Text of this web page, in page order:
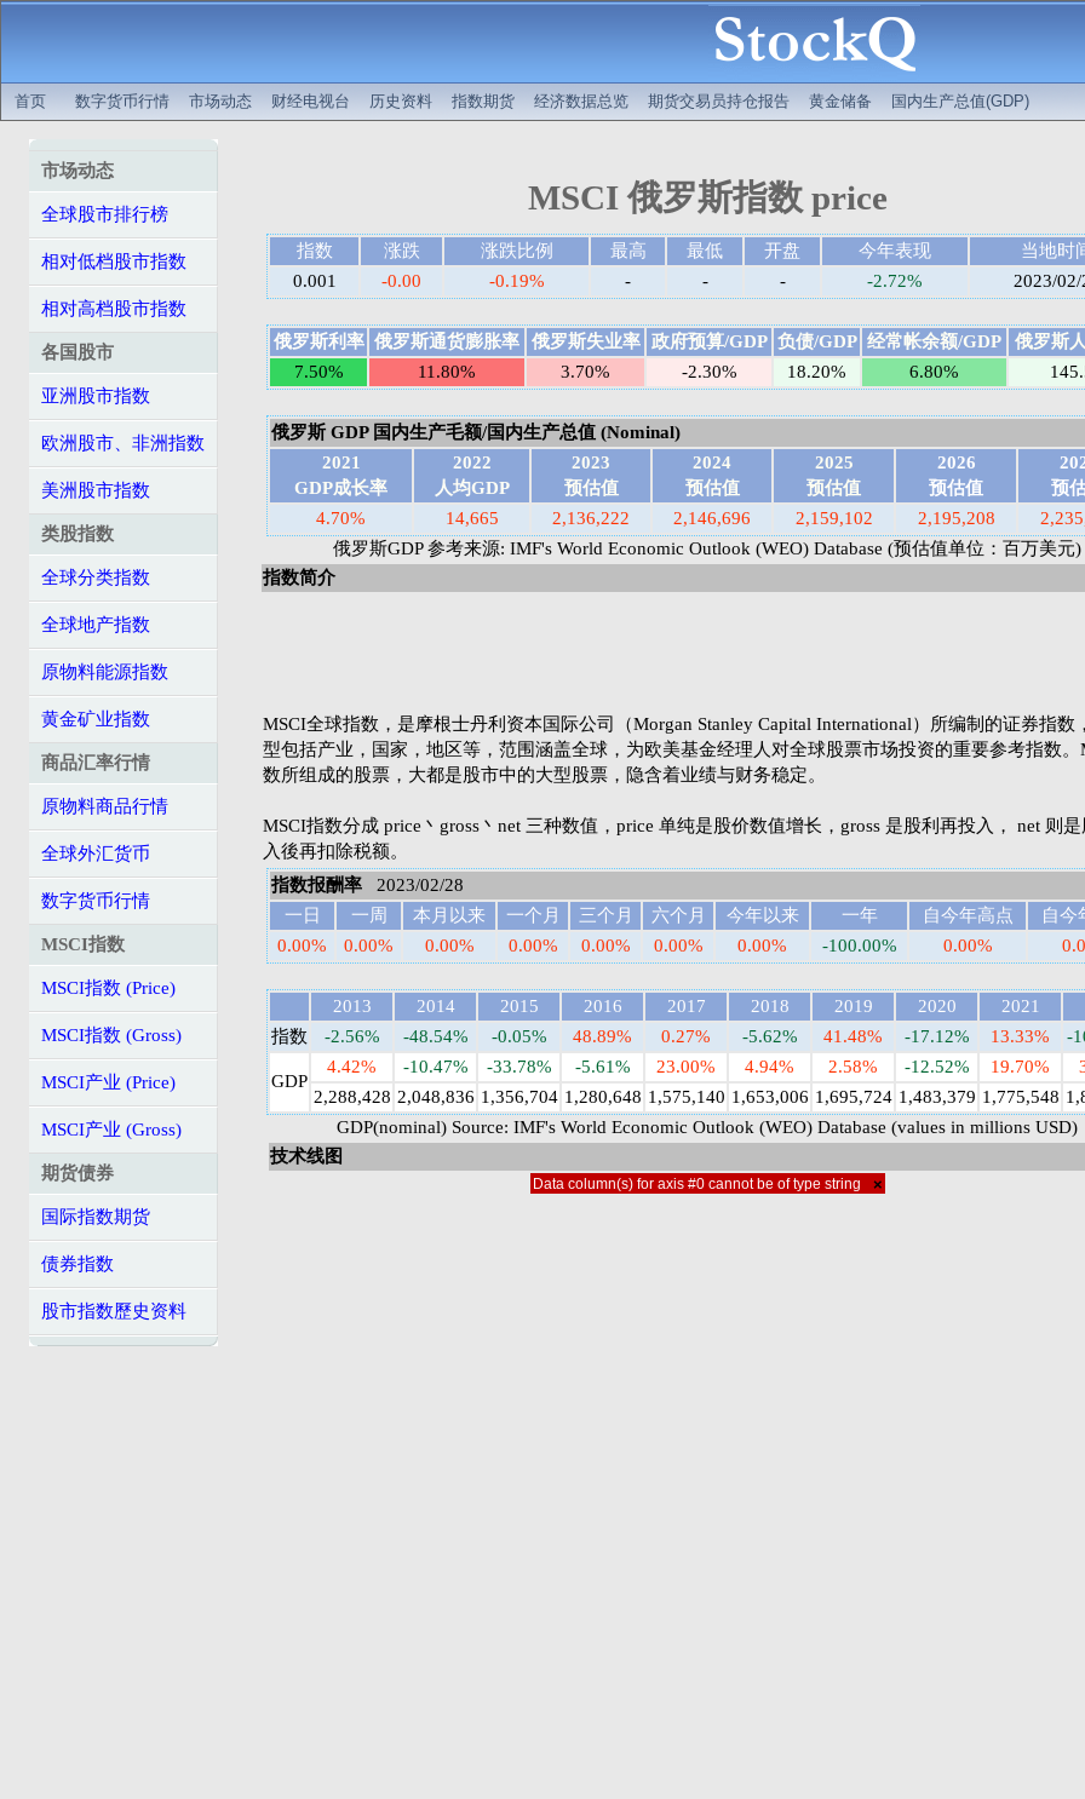
首页 数字货币行情 市场动态 财经电视台 历史资料 指数期货 经济数据总览 期货交易员持仓报告 黄金储备 国内生产总值(GDP)
市场动态
全球股市排行榜
相对低档股市指数
相对高档股市指数
各国股市
亚洲股市指数
欧洲股市、非洲指数
美洲股市指数
类股指数
全球分类指数
全球地产指数
原物料能源指数
黄金矿业指数
商品汇率行情
原物料商品行情
全球外汇货币
数字货币行情
MSCI指数
MSCI指数 (Price)
MSCI指数 (Gross)
MSCI产业 (Price)
MSCI产业 (Gross)
期货债券
国际指数期货
债券指数
股市指数歷史资料
MSCI 俄罗斯指数 price
指数 涨跌 涨跌比例 最高 最低 开盘 今年表现
当地时
0.001
-0.00 -0.19% - - - -2.72% 2023/02/
俄罗斯利率 俄罗斯通货膨胀率 俄罗斯失业率 政府预算/GDP 负债/GDP 经常帐余额/GDP
俄罗斯
7.50%
11.80% 3.70% -2.30% 18.20% 6.80%
俄罗斯 GDP 国内生产毛额/国内生产总值 (Nominal)
2021
GDP成长率
2022
人均GDP
2023
预估值
2024
预估值
2025
预估值
2026
预估值
预
4.70%
14,665 2,136,222 2,146,696 2,159,102 2,195,208
俄罗斯GDP 参考来源: IMF's World Economic Outlook (WEO) Database (预估值单位：百万美元)
指数简介
MSCI全球指数，是摩根士丹利资本国际公司（Morgan Stanley Capital International）所编制的证券指数
型包括产业，国家，地区等，范围涵盖全球，为欧美基金经理人对全球股票市场投资的重要参考指数。
数所组成的股票，大都是股市中的大型股票，隐含着业绩与财务稳定。
MSCI指数分成 price丶gross丶net 三种数值，price 单纯是股价数值增长，gross 是股利再投入， net 则
入後再扣除税额。
指数报酬率 2023/02/28
一日
一周 本月以来 一个月 三个月 六个月 今年以来 一年 自今年高点
自今
0.00%
0.00% 0.00% 0.00% 0.00% 0.00% 0.00% -100.00% 0.00%
2013 2014 2015 2016 2017 2018 2019 2020 2021
指数
-2.56% -48.54% -0.05% 48.89% 0.27% -5.62% 41.48% -17.12% 13.33% -
GDP
4.42% -10.47% -33.78% -5.61% 23.00% 4.94% 2.58% -12.52% 19.70%
2,288,428 2,048,836 1,356,704 1,280,648 1,575,140 1,653,006 1,695,724 1,483,379 1,775,548
GDP(nominal) Source: IMF's World Economic Outlook (WEO) Database (values in millions USD)
技术线图
Data column(s) for axis #0 cannot be of type string ×